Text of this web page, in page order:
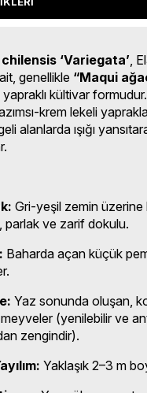
‘Variegata’,
genellikle “Maqui
yapraklı kültivar
krem lekeli
alanlarda ışığı
Gri-yeşil zemin
parlak ve zarif dokulu.
Baharda açan küçük
Yaz sonunda oluşan,
(yenilebilir ve
zengindir).
Yaklaşık 2–3 m